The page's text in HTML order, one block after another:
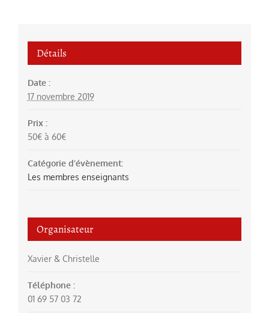
Détails
Date :
17 novembre 2019
Prix :
50€ à 60€
Catégorie d’évènement:
Les membres enseignants
Organisateur
Xavier & Christelle
Téléphone :
01 69 57 03 72